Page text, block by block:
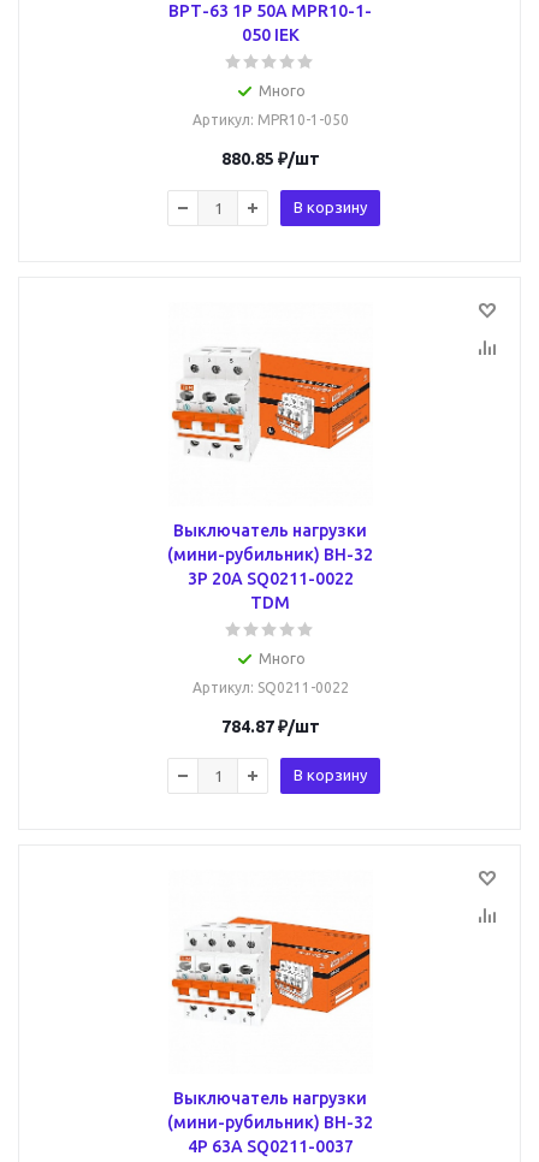
ВРТ-63 1P 50А MPR10-1-
050 IEK
Много
Артикул: MPR10-1-050
880.85 ₽/шт
В корзину
Выключатель нагрузки
(мини-рубильник) ВН-32
3P 20A SQ0211-0022
TDM
Много
Артикул: SQ0211-0022
784.87₽/шт
В корзину
Выключатель нагрузки
(мини-рубильник) ВН-32
4P 63A SQ0211-0037